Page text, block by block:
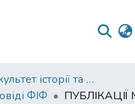
06. Факультет історії та філософії
ФІФ